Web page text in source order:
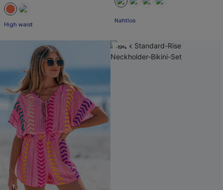
High waist
Mit Gratis-Maßband
-19%